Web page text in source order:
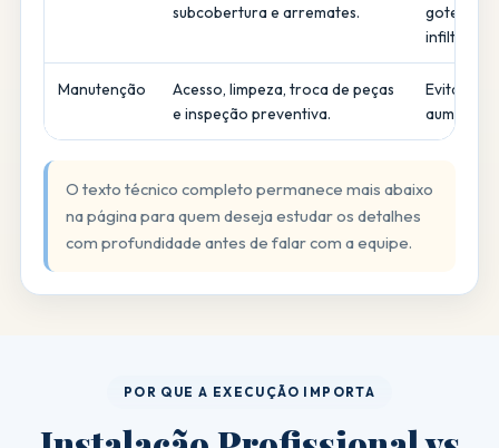
subcobertura e arremates.
goteiras e
Manutenção
Acesso, limpeza, troca de peças
e inspeção preventiva.
Evita
aumenta
O texto técnico completo permanece mais abaixo
na página para quem deseja estudar os detalhes
com profundidade antes de falar com a equipe.
POR QUE A EXECUÇÃO IMPORTA